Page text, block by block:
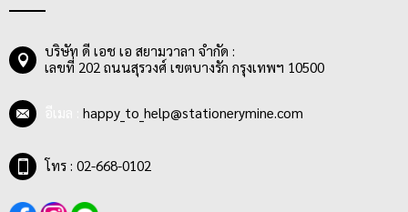
บริษัท ดี เอช เอ สยามวาลา จำกัด :
เลขที่ 202 ถนนสุรวงศ์ เขตบางรัก กรุงเทพฯ 10500
happy_to_help@stationerymine.com
โทร : 02-668-0102